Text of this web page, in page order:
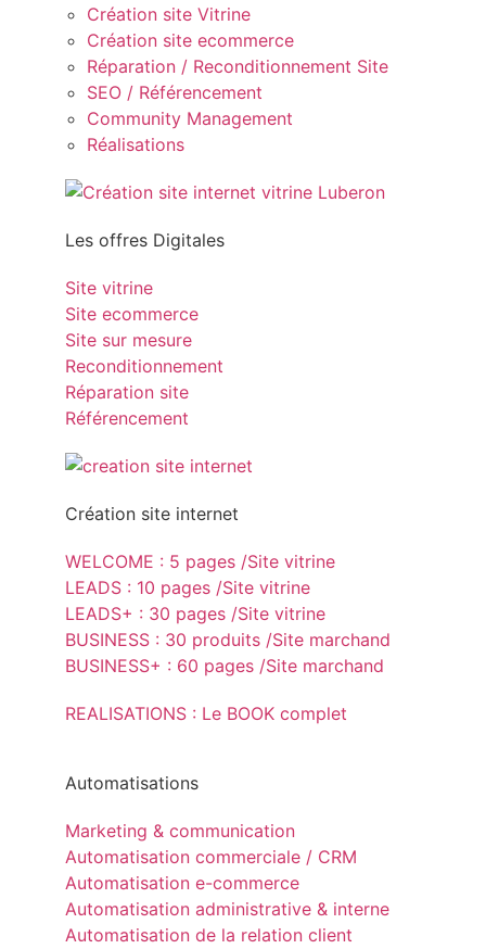
Création site Vitrine
Création site ecommerce
Réparation / Reconditionnement Site
SEO / Référencement
Community Management
Réalisations
Les offres Digitales
Site vitrine
Site ecommerce
Site sur mesure
Reconditionnement
Réparation site
Référencement
Création site internet
WELCOME : 5 pages /Site vitrine
LEADS : 10 pages /Site vitrine
LEADS+ : 30 pages /Site vitrine
BUSINESS : 30 produits /Site marchand
BUSINESS+ : 60 pages /Site marchand
REALISATIONS : Le BOOK complet
Automatisations
Marketing & communication
Automatisation commerciale / CRM
Automatisation e-commerce
Automatisation administrative & interne
Automatisation de la relation client